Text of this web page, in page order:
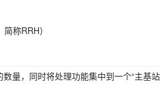
称RRH）
量，同时将处理功能集中到一个“主基站